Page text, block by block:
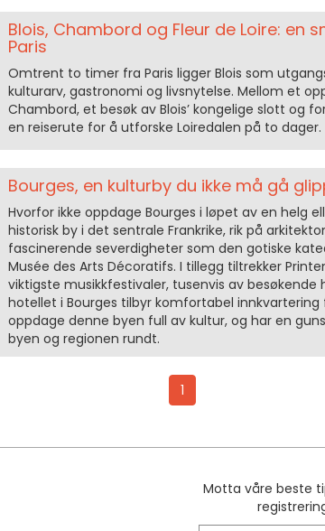
Blois, Chambord og Fleur de Loire: en
Paris
Omtrent to timer fra Paris ligger Blois som
kulturarv, gastronomi og livsnytelse. Mellom et
Chambord, et besøk av Blois’ kongelige slott og
en reiserute for å utforske Loiredalen på to dager.
Bourges, en kulturby du ikke må gå
Hvorfor ikke oppdage Bourges i løpet av en helg
historisk by i det sentrale Frankrike, rik på
fascinerende severdigheter som den gotiske
Musée des Arts Décoratifs. I tillegg tiltrekker
viktigste musikkfestivaler, tusenvis av besøkende
hotellet i Bourges tilbyr komfortabel innkvartering
oppdage denne byen full av kultur, og har en
byen og regionen rundt.
1
Motta våre beste